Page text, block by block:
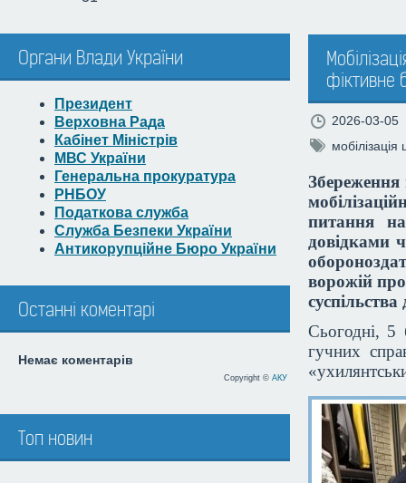
Органи Влади України
Президент
Верховна Рада
Кабінет Міністрів
МВС України
Генеральна прокуратура
РНБОУ
Податкова служба
Служба Безпеки України
Антикорупційне Бюро України
Останні коментарі
Немає коментарів
Copyright © АКУ
Топ новин
фіктивне
2026-03-05
мобілізація
питання
довідками
ворожій
Сьогодні, 5
гучних